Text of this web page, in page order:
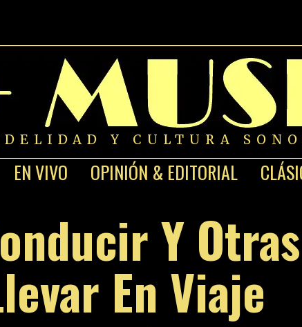
Y CULTURA
EN VIVO OPINIÓN & EDITORIAL
Y
En Viaje